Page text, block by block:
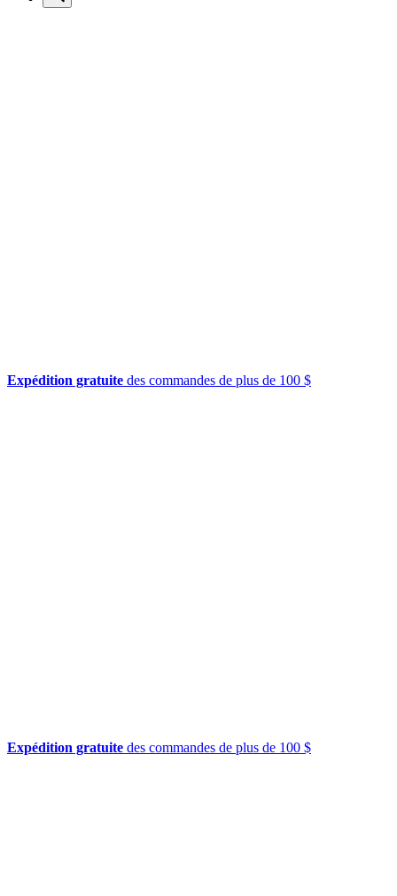
Expédition gratuite des commandes de plus de 100 $
Expédition gratuite des commandes de plus de 100 $